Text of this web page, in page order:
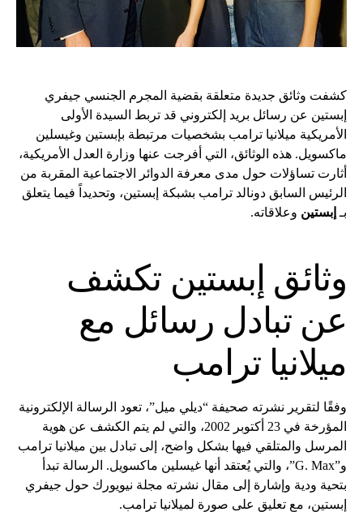
كشفت وثائق جديدة متعلقة بقضية المجرم الجنسي جيفري
إبستين عن رسائل بريد إلكتروني قد تربط السيدة الأولى
الأمريكية ميلانيا ترامب بشخصيات مرتبطة بإبستين وغيسلين
ماكسويل. هذه الوثائق، التي أفرجت عنها وزارة العدل الأمريكية،
أثارت تساؤلات حول مدى معرفة الدوائر الاجتماعية المقربة من
الرئيس السابق دونالد ترامب بشبكة إبستين، وتحديداً فيما يتعلق
بـ إبستين وعلاقاته.
وثائق إبستين تكشف
عن تبادل رسائل مع
ميلانيا ترامب
وفقًا لتقرير نشرته صحيفة “ديلي ميل”، تعود الرسالة الإلكترونية
المؤرخة في 23 أكتوبر 2002، والتي لم يتم الكشف عن هوية
المرسل والمتلقي فيها بشكل واضح، إلى تبادل بين ميلانيا ترامب
و”G. Max”، والتي يُعتقد أنها غيسلين ماكسويل. الرسالة تبدأ
بتحية ودية وإشارة إلى مقال نشرته مجلة نيويورك حول جيفري
إبستين، مع تعليق على صورة لميلانيا ترامب.